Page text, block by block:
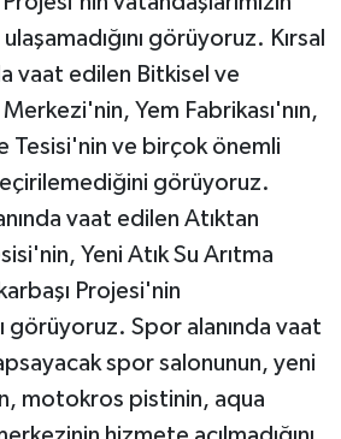
görüyoruz. Kırsal
vaat edilen Bitkisel ve
Yem Fabrikası'nın,
Tesisi'nin ve birçok önemli
görüyoruz.
vaat edilen Atıktan
Yeni Atık Su Arıtma
Projesi'nin
görüyoruz. Spor alanında vaat
spor salonunun, yeni
motokros pistinin, aqua